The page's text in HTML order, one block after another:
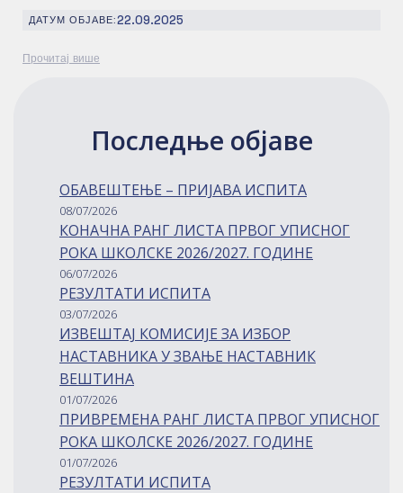
ДАТУМ ОБЈАВЕ:22.09.2025
Прочитај више
Последње објаве
ОБАВЕШТЕЊЕ – ПРИЈАВА ИСПИТА
08/07/2026
КОНАЧНА РАНГ ЛИСТА ПРВОГ УПИСНОГ
РОКА ШКОЛСКЕ 2026/2027. ГОДИНЕ
06/07/2026
РЕЗУЛТАТИ ИСПИТА
03/07/2026
ИЗВЕШТАЈ КОМИСИЈЕ ЗА ИЗБОР
НАСТАВНИКА У ЗВАЊЕ НАСТАВНИК
ВЕШТИНА
01/07/2026
ПРИВРЕМЕНА РАНГ ЛИСТА ПРВОГ УПИСНОГ
РОКА ШКОЛСКЕ 2026/2027. ГОДИНЕ
01/07/2026
РЕЗУЛТАТИ ИСПИТА